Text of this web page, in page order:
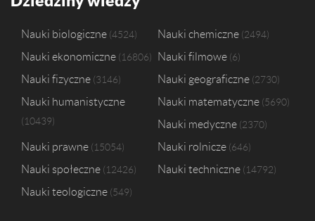
Nauki biologiczne 4524 Nauki chemiczne 2494
Nauki ekonomiczne 16806 Nauki filmowe 6
Nauki fizyczne 3146 Nauki geograficzne 2730
Nauki humanistyczne
10439
Nauki matematyczne 5690
Nauki medyczne 2370
Nauki prawne 15054 Nauki rolnicze 646
Nauki społeczne 12426 Nauki techniczne 14792
Nauki teologiczne 549